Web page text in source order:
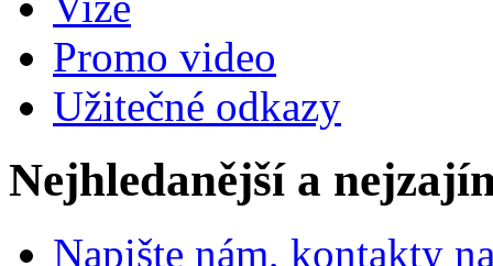
Promo video
Užitečné odkazy
Nejhledanější a
Napište nám, kontakty